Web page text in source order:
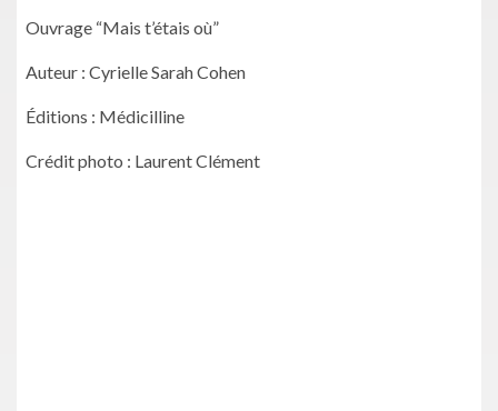
Ouvrage “Mais t’étais où”
Auteur : Cyrielle Sarah Cohen
Éditions : Médicilline
Crédit photo : Laurent Clément